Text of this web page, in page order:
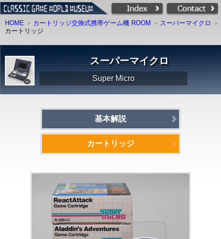
HOME カートリッジ交換式携帯ゲーム機 ROOM
スーパーマイクロ
カートリッジ
スーパーマイクロ
Super Micro
基本解説
カートリッジ